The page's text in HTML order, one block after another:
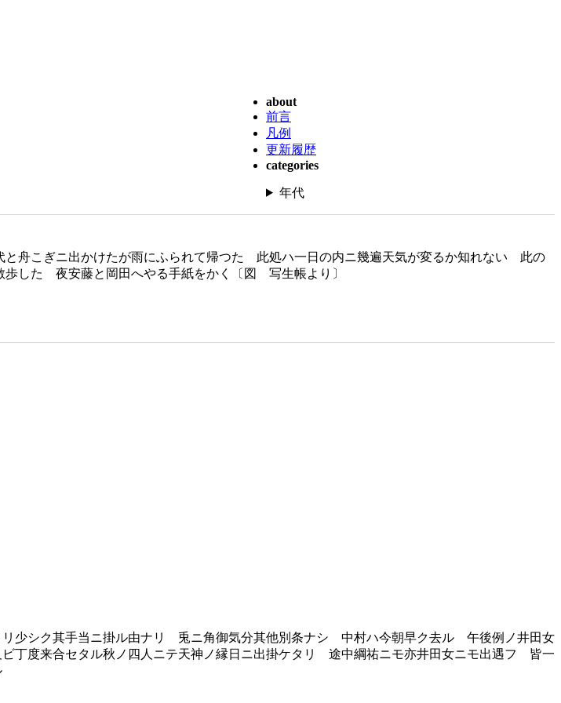
about
前言
凡例
更新履歴
categories
年代
ぎニ出かけたが雨にふられて帰つた 此処ハ一日の内ニ幾遍天気が変るか知れない 此の
した 夜安藤と岡田へやる手紙をかく〔図 写生帳より〕
少シク其手当ニ掛ル由ナリ 兎ニ角御気分其他別条ナシ 中村ハ今朝早ク去ル 午後例ノ井田女
度来合セタル秋ノ四人ニテ天神ノ縁日ニ出掛ケタリ 途中綱祐ニモ亦井田女ニモ出遇フ 皆一